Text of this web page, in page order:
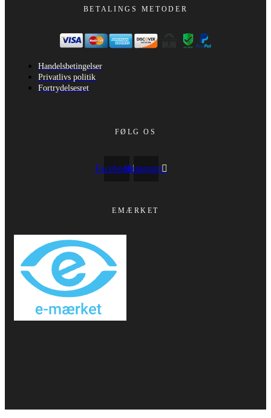
BETALINGS METODER
Handelsbetingelser
Privatlivs politik
Fortrydelsesret
FØLG OS
FacebookInstagram
EMÆRKET